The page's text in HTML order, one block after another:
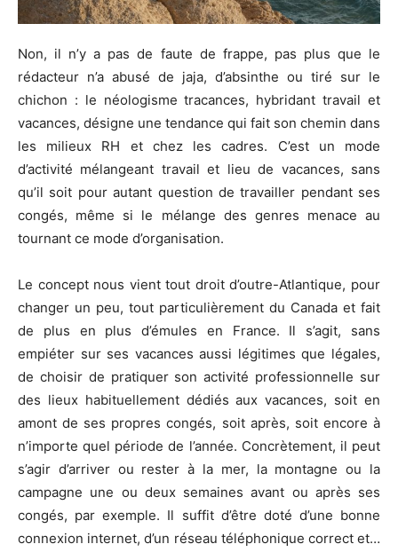
Non, il n’y a pas de faute de frappe, pas plus que le
rédacteur n’a abusé de jaja, d’absinthe ou tiré sur le
chichon : le néologisme tracances, hybridant travail et
vacances, désigne une tendance qui fait son chemin dans
les milieux RH et chez les cadres. C’est un mode
d’activité mélangeant travail et lieu de vacances, sans
qu’il soit pour autant question de travailler pendant ses
congés, même si le mélange des genres menace au
tournant ce mode d’organisation.
Le concept nous vient tout droit d’outre-Atlantique, pour
changer un peu, tout particulièrement du Canada et fait
de plus en plus d’émules en France. Il s’agit, sans
empiéter sur ses vacances aussi légitimes que légales,
de choisir de pratiquer son activité professionnelle sur
des lieux habituellement dédiés aux vacances, soit en
amont de ses propres congés, soit après, soit encore à
n’importe quel période de l’année. Concrètement, il peut
s’agir d’arriver ou rester à la mer, la montagne ou la
campagne une ou deux semaines avant ou après ses
congés, par exemple. Il suffit d’être doté d’une bonne
connexion internet, d’un réseau téléphonique correct et…